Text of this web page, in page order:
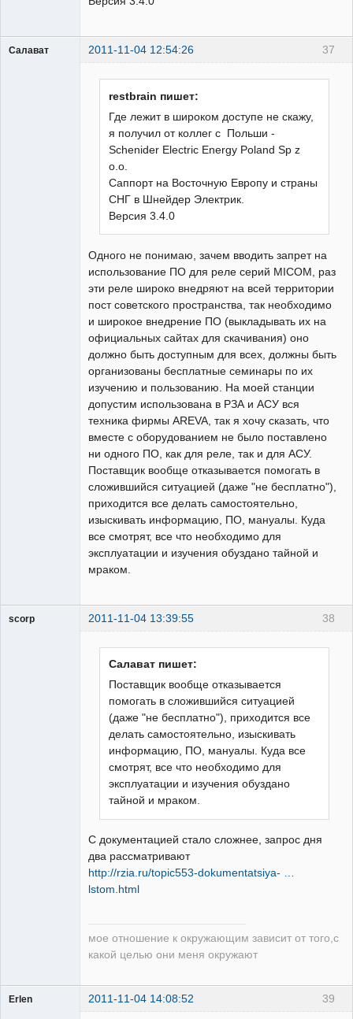
37
Салават 2011-11-04 12:54:26
restbrain пишет:
Где лежит в широком доступе не скажу,
я получил от коллег с Польши -
Schenider Electric Energy Poland Sp z
o.o.
Саппорт на Восточную Европу и страны
СНГ в Шнейдер Электрик.
Версия 3.4.0
Одного не понимаю, зачем вводить запрет на
использование ПО для реле серий MICOM, раз
эти реле широко внедряют на всей территории
пост советского пространства, так необходимо
и широкое внедрение ПО (выкладывать их на
официальных сайтах для скачивания) оно
должно быть доступным для всех, должны быть
организованы бесплатные семинары по их
изучению и пользованию. На моей станции
допустим использована в РЗА и АСУ вся
техника фирмы AREVA, так я хочу сказать, что
вместе с оборудованием не было поставлено
ни одного ПО, как для реле, так и для АСУ.
Поставщик вообще отказывается помогать в
сложившийся ситуацией (даже "не бесплатно"),
приходится все делать самостоятельно,
изыскивать информацию, ПО, мануалы. Куда
все смотрят, все что необходимо для
эксплуатации и изучения обуздано тайной и
мраком.
38
scorp 2011-11-04 13:39:55
Салават пишет:
Поставщик вообще отказывается
помогать в сложившийся ситуацией
(даже "не бесплатно"), приходится все
делать самостоятельно, изыскивать
информацию, ПО, мануалы. Куда все
смотрят, все что необходимо для
эксплуатации и изучения обуздано
тайной и мраком.
С документацией стало сложнее, запрос дня
два рассматривают
http://rzia.ru/topic553-dokumentatsiya- …
lstom.html
мое отношение к окружающим зависит от того,с
какой целью они меня окружают
39
Erlen 2011-11-04 14:08:52